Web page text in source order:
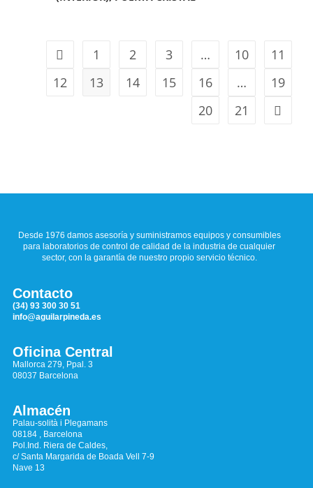
1 2 3 … 10
11
12
13 14 15 16 …
19
20
21
Desde 1976 damos asesoría y suministramos equipos y consumibles
para laboratorios de control de calidad de la industria de cualquier
sector, con la garantía de nuestro propio servicio técnico.
Contacto
(34) 93 300 30 51
info@aguilarpineda.es
Oficina Central
Mallorca 279, Ppal. 3
08037 Barcelona
Almacén
Palau-solità i Plegamans
08184 , Barcelona
Pol.Ind. Riera de Caldes,
c/ Santa Margarida de Boada Vell 7-9
Nave 13